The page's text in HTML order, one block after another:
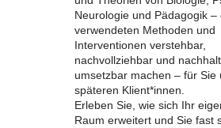
Neurologie und Pädagogik –
verwendeten Methoden und
Interventionen verstehbar,
nachvollziehbar und
umsetzbar machen – für Sie
späteren Klient*innen.
Erleben Sie, wie sich Ihr
Raum erweitert und Sie fast